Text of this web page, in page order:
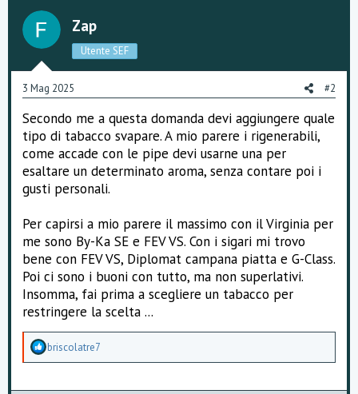
Zap
Utente SEF
3 Mag 2025 #2
Secondo me a questa domanda devi aggiungere quale
tipo di tabacco svapare. A mio parere i rigenerabili,
come accade con le pipe devi usarne una per
esaltare un determinato aroma, senza contare poi i
gusti personali.
Per capirsi a mio parere il massimo con il Virginia per
me sono By-Ka SE e FEV VS. Con i sigari mi trovo
bene con FEV VS, Diplomat campana piatta e G-Class.
Poi ci sono i buoni con tutto, ma non superlativi.
Insomma, fai prima a scegliere un tabacco per
restringere la scelta ...
A
briscolatre7